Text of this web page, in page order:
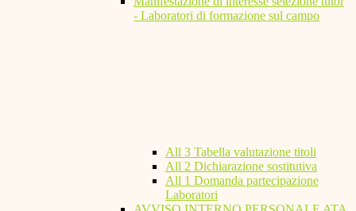
- Laboratori di formazione sul campo
All 3 Tabella valutazione titoli
All 2 Dichiarazione sostitutiva
All 1 Domanda partecipazione
Laboratori